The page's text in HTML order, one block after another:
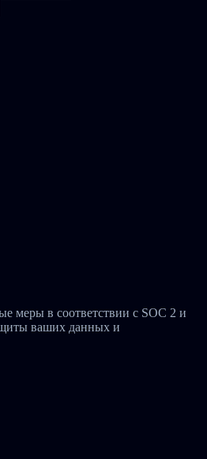
меры в соответствии с SOC 2 и
ваших данных и